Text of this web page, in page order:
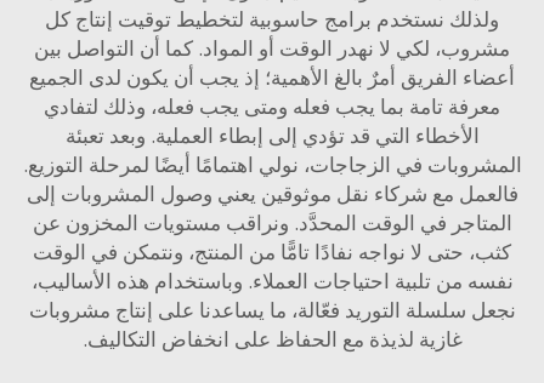
نستخدم برامج حاسوبية لتخطيط توقيت إنتاج كل
لكي لا نهدر الوقت أو المواد. كما أن التواصل بين
الفريق أمرٌ بالغ الأهمية؛ إذ يجب أن يكون لدى الجميع
تامة بما يجب فعله ومتى يجب فعله، وذلك لتفادي
الأخطاء التي قد تؤدي إلى إبطاء العملية. وبعد تعبئة
في الزجاجات، نولي اهتمامًا أيضًا لمرحلة التوزيع.
مع شركاء نقل موثوقين يعني وصول المشروبات إلى
في الوقت المحدَّد. ونراقب مستويات المخزون عن
حتى لا نواجه نفادًا تامًّا من المنتج، ونتمكن في الوقت
من تلبية احتياجات العملاء. وباستخدام هذه الأساليب،
سلسلة التوريد فعّالة، ما يساعدنا على إنتاج مشروبات
غازية لذيذة مع الحفاظ على انخفاض التكاليف.